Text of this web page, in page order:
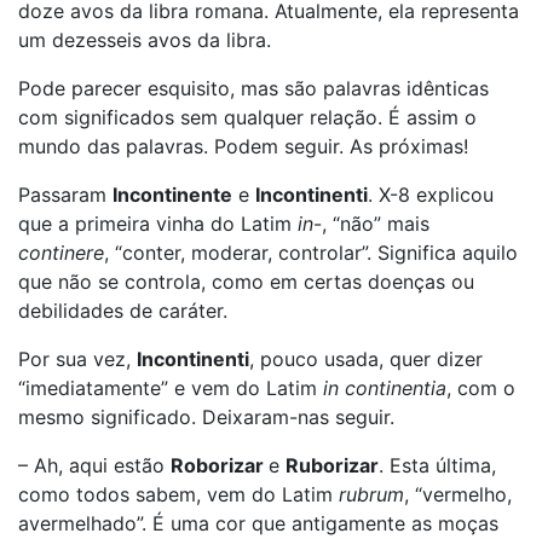
doze avos da libra romana. Atualmente, ela representa
um dezesseis avos da libra.
Pode parecer esquisito, mas são palavras idênticas
com significados sem qualquer relação. É assim o
mundo das palavras. Podem seguir. As próximas!
Passaram Incontinente e Incontinenti. X-8 explicou
que a primeira vinha do Latim in-, “não” mais
continere, “conter, moderar, controlar”. Significa aquilo
que não se controla, como em certas doenças ou
debilidades de caráter.
Por sua vez, Incontinenti, pouco usada, quer dizer
“imediatamente” e vem do Latim in continentia, com o
mesmo significado. Deixaram-nas seguir.
– Ah, aqui estão Roborizar e Ruborizar. Esta última,
como todos sabem, vem do Latim rubrum, “vermelho,
avermelhado”. É uma cor que antigamente as moças